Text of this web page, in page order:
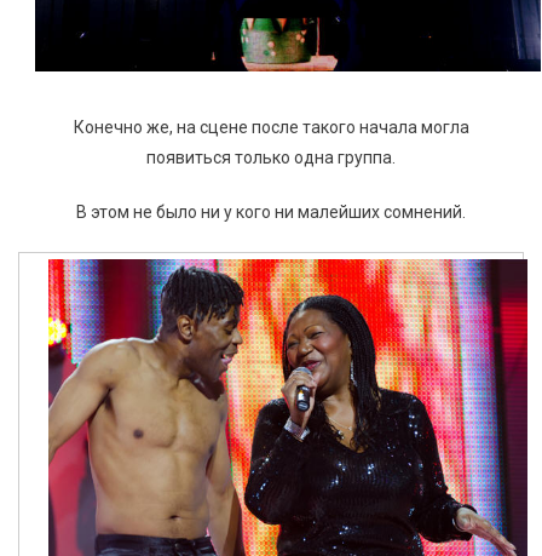
Конечно же, на сцене после такого начала могла
появиться только одна группа.
В этом не было ни у кого ни малейших сомнений.